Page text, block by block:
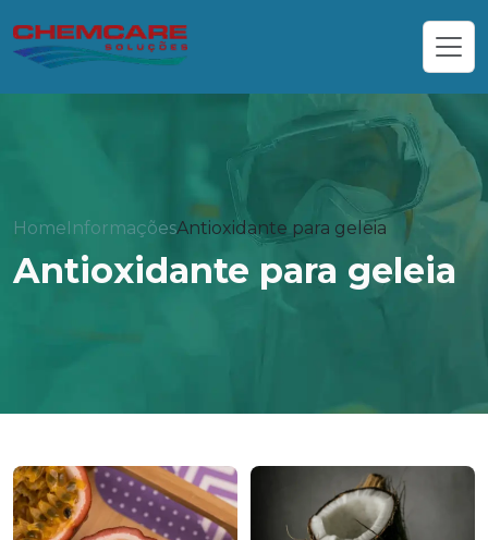
HomeInformaçõesAntioxidante para geleia
Antioxidante para geleia